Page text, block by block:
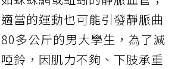
當的運動也可能引發靜脈曲
多公斤的男大學生，為了減
鈴，因肌力不夠、下肢承重